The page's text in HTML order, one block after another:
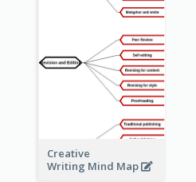
Creative
Writing Mind Map